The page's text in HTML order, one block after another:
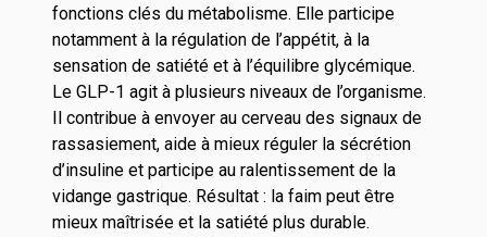
fonctions clés du métabolisme. Elle participe
notamment à la régulation de l’appétit, à la
sensation de satiété et à l’équilibre glycémique.
Le GLP-1 agit à plusieurs niveaux de l’organisme.
Il contribue à envoyer au cerveau des signaux de
rassasiement, aide à mieux réguler la sécrétion
d’insuline et participe au ralentissement de la
vidange gastrique. Résultat : la faim peut être
mieux maîtrisée et la satiété plus durable.